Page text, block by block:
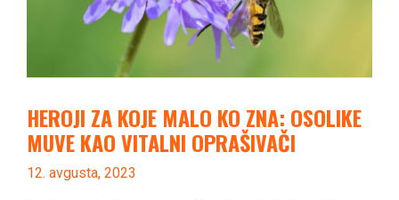
HEROJI ZA KOJE MALO KO ZNA: OSOLIKE
MUVE KAO VITALNI OPRAŠIVAČI
12. avgusta, 2023